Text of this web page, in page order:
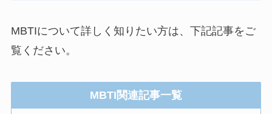
MBTIについて詳しく知りたい方は、下記記事をご
覧ください。
MBTI関連記事一覧